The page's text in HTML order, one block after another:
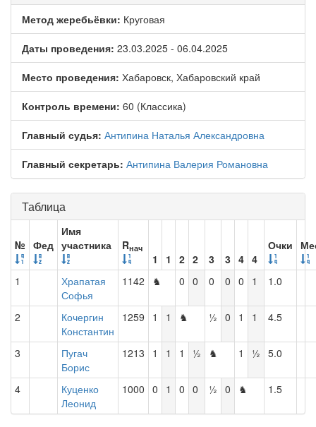
Метод жеребьёвки: Круговая
Даты проведения: 23.03.2025 - 06.04.2025
Место проведения: Хабаровск, Хабаровский край
Контроль времени: 60 (Классика)
Главный судья: Антипина Наталья Александровна
Главный секретарь: Антипина Валерия Романовна
Таблица
№ Фед
Имя
участника
Rнач
1 1 2 2 3 3 4 4
Очки
1
Храпатая
Софья
1142 ♞ 0 0 0 0 0 1 1.0
2
Кочергин
Константин
1259 1 1 ♞ ½ 0 1 1 4.5
3
Пугач
Борис
1213 1 1 1 ½ ♞ 1 ½ 5.0
4
Куценко
Леонид
1000 0 1 0 0 ½ 0 ♞ 1.5